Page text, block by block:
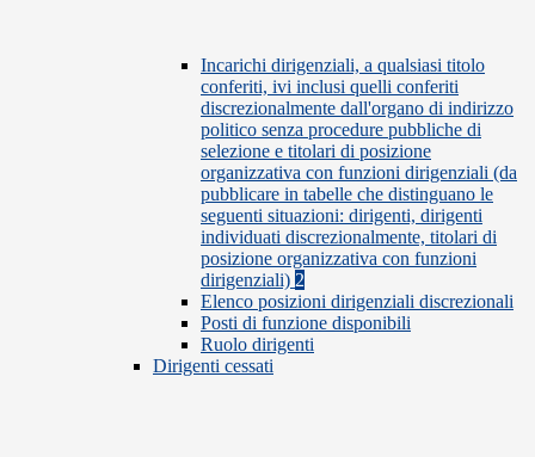
Incarichi dirigenziali, a qualsiasi titolo
conferiti, ivi inclusi quelli conferiti
discrezionalmente dall'organo di indirizzo
politico senza procedure pubbliche di
selezione e titolari di posizione
organizzativa con funzioni dirigenziali (da
pubblicare in tabelle che distinguano le
seguenti situazioni: dirigenti, dirigenti
individuati discrezionalmente, titolari di
posizione organizzativa con funzioni
dirigenziali) 2
Elenco posizioni dirigenziali discrezionali
Posti di funzione disponibili
Ruolo dirigenti
Dirigenti cessati